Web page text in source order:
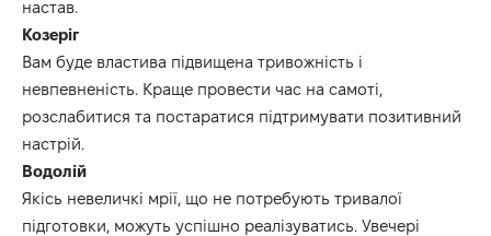
настав.
Козеріг
Вам буде властива підвищена тривожність і
невпевненість. Краще провести час на самоті,
розслабитися та постаратися підтримувати позитивний
настрій.
Водолій
Якісь невеличкі мрії, що не потребують тривалої
підготовки, можуть успішно реалізуватись. Увечері